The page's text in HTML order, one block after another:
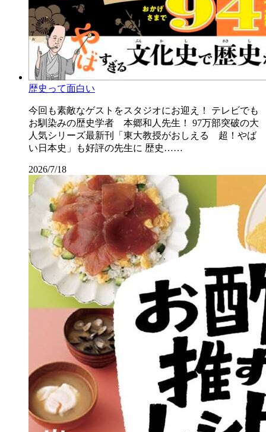
歴史って面白い
今回も素敵なゲストをスタジオにお迎え！ テレビでも
お馴染みの歴史学者 本郷和人先生！ 97万部突破の大
人気シリーズ最新刊「東大教授がおしえる 超！やば
い日本史」も好評の先生に 歴史……
2026/7/18